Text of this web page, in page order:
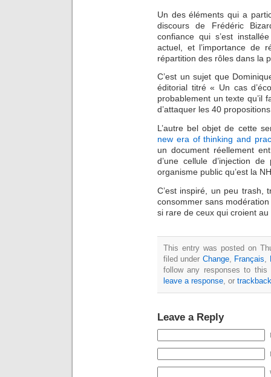
Un des éléments qui a
discours de Frédéric
confiance qui s’est
actuel, et l’importance de
répartition des rôles dans la
C’est un sujet que
éditorial titré « Un cas
probablement un texte qu’il
d’attaquer les 40
L’autre bel objet de cette
new era of thinking and
un document réellement
d’une cellule d’injection
organisme public qu’est la
C’est inspiré, un peu trash,
consommer sans
si rare de ceux qui croient
This entry was posted on
filed under Change, Français
follow any responses to
leave a response , or trackback
Leave a Reply